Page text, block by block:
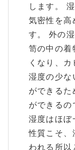
します。
気密性を高
す。 外の
笥の中の着
くなり、
湿度の少な
ができるた
ができるの
湿度はほぼ
性質こそ、
われる所以